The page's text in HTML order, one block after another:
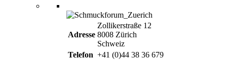
Adresse
Zollikerstraße 12
8008 Zürich
Schweiz
Telefon +41 (0)44 38 36 679